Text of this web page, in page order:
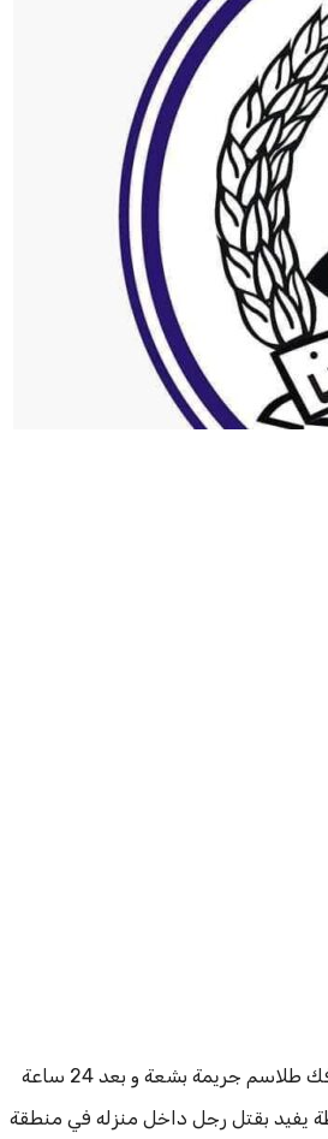
متابعة – الجمهورية نيوز – تمكنت شرطة ولاية نهر النيل، شمالي السودان، من فك طلاسم جريمة بشعة و بعد 24 ساعة
الجنائي إلى الشرطة يفيد بقتل رجل داخل منزله في منطقة